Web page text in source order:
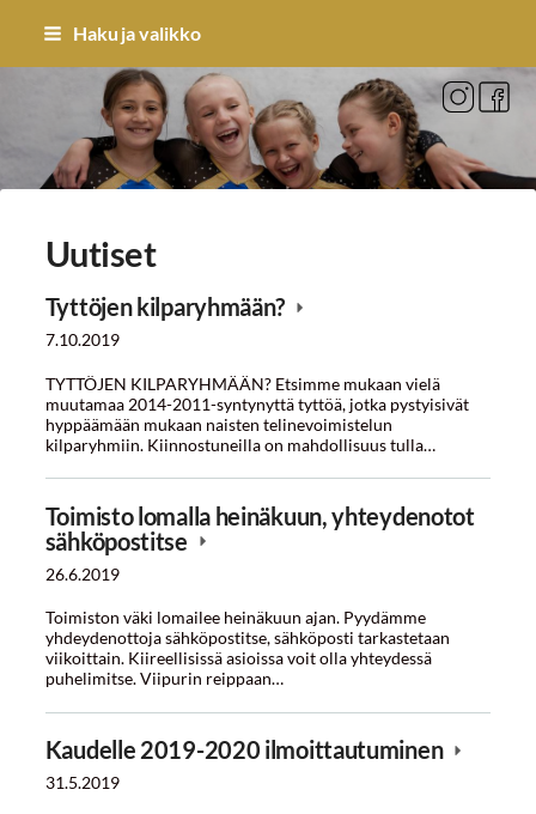
Siirry
sivun
sisältöön
Haku ja valikko
Sivuston etusivulle
Uutiset
Tyttöjen kilparyhmään?
7.10.2019
TYTTÖJEN KILPARYHMÄÄN? Etsimme mukaan vielä
muutamaa 2014-2011-syntynyttä tyttöä, jotka pystyisivät
hyppäämään mukaan naisten telinevoimistelun
kilparyhmiin. Kiinnostuneilla on mahdollisuus tulla…
Toimisto lomalla heinäkuun, yhteydenotot
sähköpostitse
26.6.2019
Toimiston väki lomailee heinäkuun ajan. Pyydämme
yhdeydenottoja sähköpostitse, sähköposti tarkastetaan
viikoittain. Kiireellisissä asioissa voit olla yhteydessä
puhelimitse. Viipurin reippaan…
Kaudelle 2019-2020 ilmoittautuminen
31.5.2019